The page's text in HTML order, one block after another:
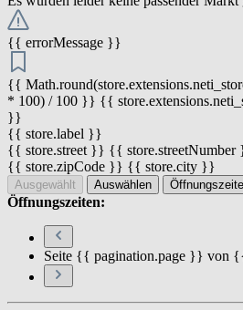
{{ errorMessage }}
{{
* 100) / 100 }} {{
}}
{{ store.label }}
{{ store.street }} {{ store.streetNumber
{{ store.zipCode }} {{ store.city }}
Ausgewählt Auswählen
Öffnungszeiten:
Seite {{ pagination.page }} von